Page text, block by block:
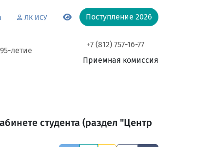
ЛК ИСУ Поступление 2026
95-летие
+7 (812) 757-16-77
Приемная комиссия
студента (раздел "Центр